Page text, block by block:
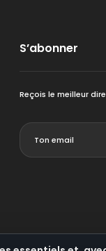
S’abonner
Reçois le meilleur